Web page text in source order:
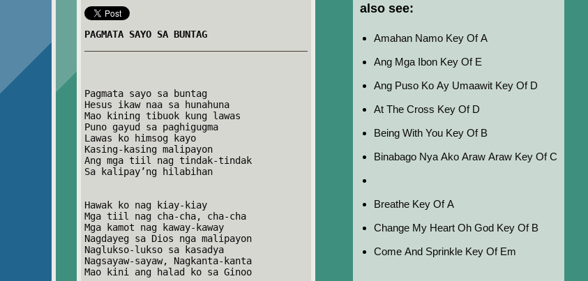
PAGMATA SAYO SA BUNTAG
Pagmata sayo sa buntag
Hesus ikaw naa sa hunahuna
Mao kining tibuok kung lawas
Puno gayud sa paghigugma
Lawas ko himsog kayo
Kasing-kasing malipayon
Ang mga tiil nag tindak-tindak
Sa kalipay’ng hilabihan
Hawak ko nag kiay-kiay
Mga tiil nag cha-cha, cha-cha
Mga kamot nag kaway-kaway
Nagdayeg sa Dios nga malipayon
Naglukso-lukso sa kasadya
Nagsayaw-sayaw, Nagkanta-kanta
Mao kini ang halad ko sa Ginoo
also see:
Amahan Namo Key Of A
Ang Mga Ibon Key Of E
Ang Puso Ko Ay Umaawit Key Of D
At The Cross Key Of D
Being With You Key Of B
Binabago Nya Ako Araw Araw Key Of C
Breathe Key Of A
Change My Heart Oh God Key Of B
Come And Sprinkle Key Of Em